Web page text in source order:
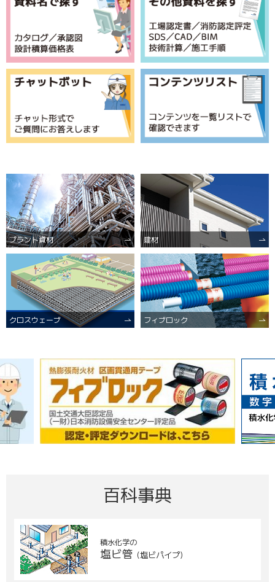
例：エスロハイパーAW、下水道用エスロンパイプ
例：TS継手 エルボ、ハイスイマス 90L
プラント資材 建材
クロスウェーブ フィブロック
百科事典
積水化学の
塩ビ管 (塩ビパイプ)